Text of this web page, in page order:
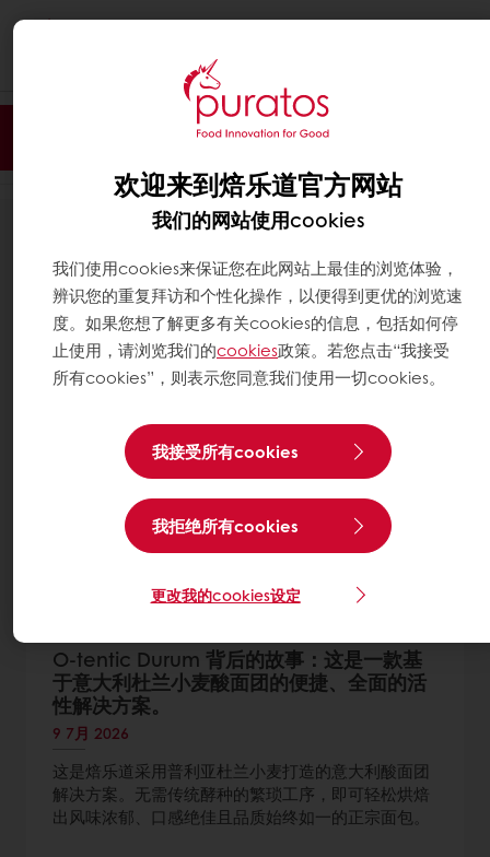
O-tentic Durum 背后的故事：这是一款基
于意大利杜兰小麦酸面团的便捷、全面的活
性解决方案。
9 7月 2026
这是焙乐道采用普利亚杜兰小麦打造的意大利酸面团
解决方案。无需传统酵种的繁琐工序，即可轻松烘焙
出风味浓郁、口感绝佳且品质始终如一的正宗面包。
欢迎来到焙乐道官方网站
我们的网站使用cookies
我们使用cookies来保证您在此网站上最佳的浏览体验，
辨识您的重复拜访和个性化操作，以便得到更优的浏览速
度。如果您想了解更多有关cookies的信息，包括如何停
止使用，请浏览我们的cookies政策。若您点击“我接受
所有cookies”，则表示您同意我们使用一切cookies。
我接受所有cookies
我拒绝所有cookies
更改我的cookies设定